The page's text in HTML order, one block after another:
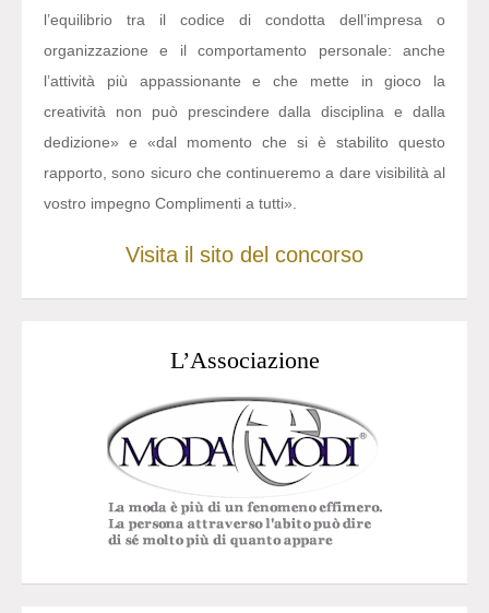
l’equilibrio tra il codice di condotta dell’impresa o
organizzazione e il comportamento personale: anche
l’attività più appassionante e che mette in gioco la
creatività non può prescindere dalla disciplina e dalla
dedizione» e «dal momento che si è stabilito questo
rapporto, sono sicuro che continueremo a dare visibilità al
vostro impegno Complimenti a tutti».
Visita il sito del concorso
L’Associazione